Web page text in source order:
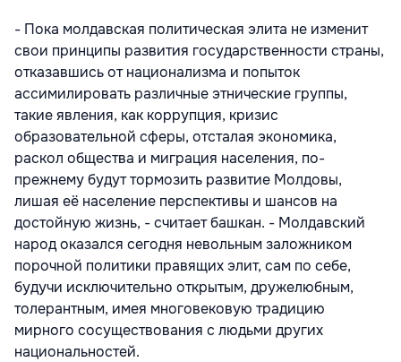
- Пока молдавская политическая элита не изменит
свои принципы развития государственности страны,
отказавшись от национализма и попыток
ассимилировать различные этнические группы,
такие явления, как коррупция, кризис
образовательной сферы, отсталая экономика,
раскол общества и миграция населения, по-
прежнему будут тормозить развитие Молдовы,
лишая её население перспективы и шансов на
достойную жизнь, - считает башкан. - Молдавский
народ оказался сегодня невольным заложником
порочной политики правящих элит, сам по себе,
будучи исключительно открытым, дружелюбным,
толерантным, имея многовековую традицию
мирного сосуществования с людьми других
национальностей.